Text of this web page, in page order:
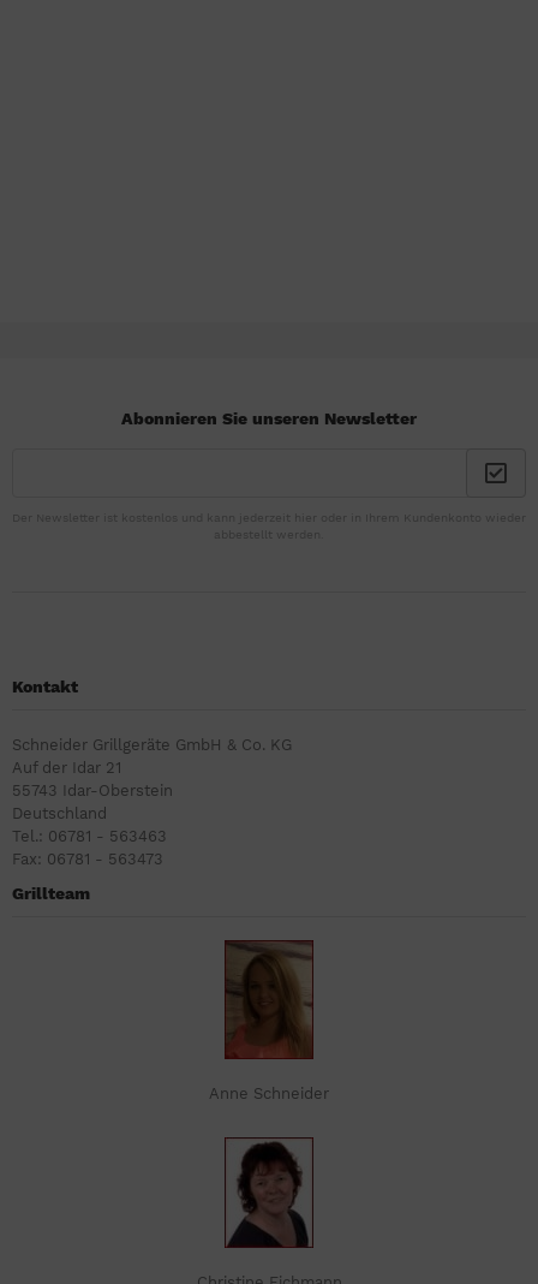
Abonnieren Sie unseren Newsletter
Der Newsletter ist kostenlos und kann jederzeit hier oder in Ihrem Kundenkonto wieder
abbestellt werden.
Kontakt
Schneider Grillgeräte GmbH & Co. KG
Auf der Idar 21
55743 Idar-Oberstein
Deutschland
Tel.: 06781 - 563463
Fax: 06781 - 563473
Grillteam
Anne Schneider